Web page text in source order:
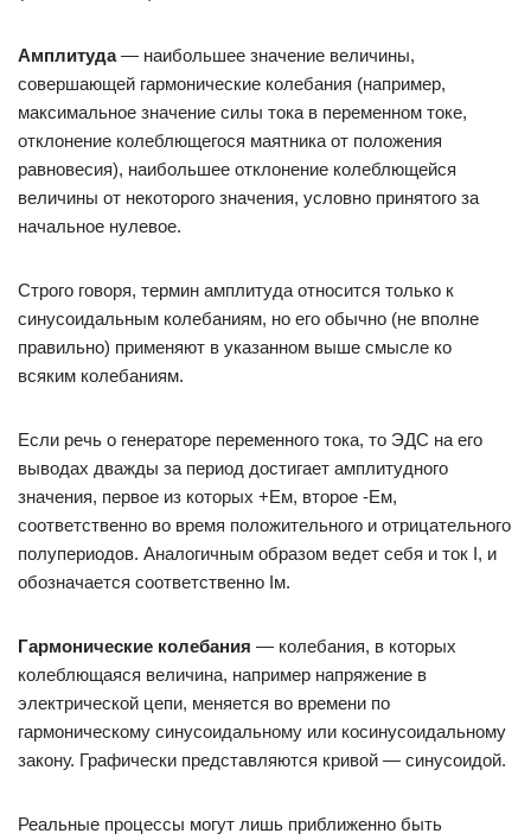
Амплитуда— наибольшее значение величины,
совершающей гармонические колебания (например,
максимальное значение силы тока в переменном токе,
отклонение колеблющегося маятника от положения
равновесия), наибольшее отклонение колеблющейся
величины от некоторого значения, условно принятого за
начальное нулевое.
Строго говоря, термин амплитуда относится только к
синусоидальным колебаниям, но его обычно (не вполне
правильно) применяют в указанном выше смысле ко
всяким колебаниям.
Если речь о генераторе переменного тока, то ЭДС на его
выводах дважды за период достигает амплитудного
значения, первое из которых +Eм, второе -Eм,
соответственно во время положительного и отрицательного
полупериодов. Аналогичным образом ведет себя и ток I, и
обозначается соответственно Iм.
Гармонические колебания — колебания, в которых
колеблющаяся величина, например напряжение в
электрической цепи, меняется во времени по
гармоническому синусоидальному или косинусоидальному
закону. Графически представляются кривой — синусоидой.
Реальные процессы могут лишь приближенно быть